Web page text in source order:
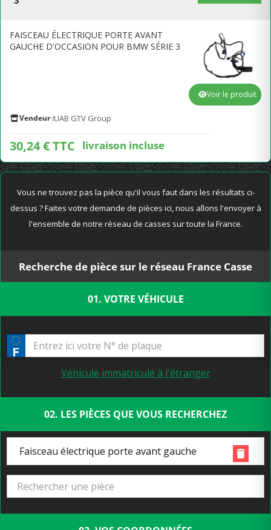
FAISCEAU ÉLECTRIQUE PORTE AVANT
GAUCHE D'OCCASION POUR BMW SÉRIE 3
Vendeur :UAB GTV Group
30,24 € TTC livraison incluse
Voir le produit
Vous ne trouvez pas la pièce qu'il vous faut dans les résultats ci-
dessus ? Faites votre demande de pièces ici, nous allons l'envoyer à
l'ensemble de notre réseau de casses sur toute la France.
Recherche de pièce sur le réseau France Casse
01. VOTRE VÉHICULE
Véhicule immatriculé à l'étranger
02. LES PIÈCES QUE VOUS RECHERCHEZ
Faisceau électrique porte avant gauche